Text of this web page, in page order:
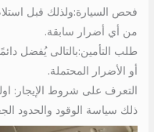
فحص السيارة:ولذلك قبل
من أي أضرار سابقة.
طلب التأمين:بالتالى يُفضل
أو الأضرار المحتملة.
التعرف على شروط الإيجار:
ذلك سياسة الوقود والحدود